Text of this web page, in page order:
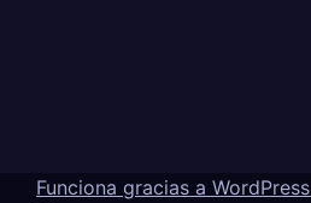
Funciona gracias a WordPress